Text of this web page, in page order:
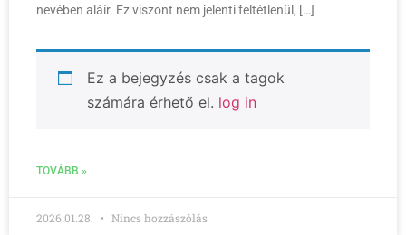
nevében aláír. Ez viszont nem jelenti feltétlenül, […]
Ez a bejegyzés csak a tagok
számára érhető el. log in
TOVÁBB »
2026.01.28. Nincs hozzászólás